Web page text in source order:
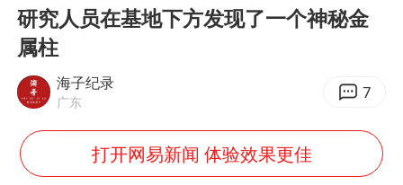
台风白海豚逼近 暴雨大暴雨来袭
公司“上四休三”但要降薪1000元
研究人员在基地下方发现了一个神秘金
属柱
海子纪录
广东 7
打开网易新闻 体验效果更佳